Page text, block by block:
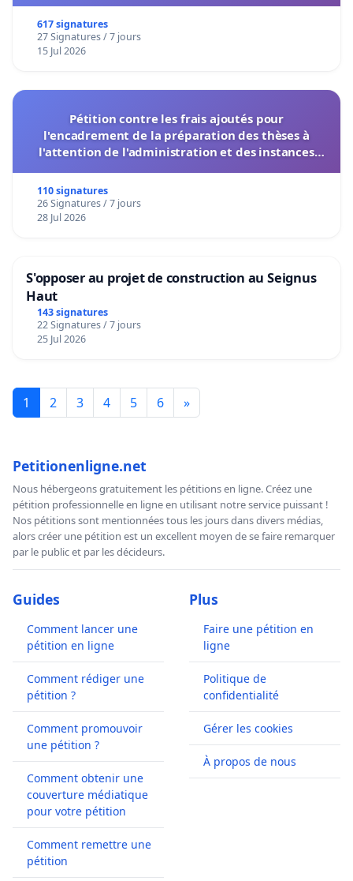
617 signatures
27 Signatures / 7 jours
15 Jul 2026
Pétition contre les frais ajoutés pour
l'encadrement de la préparation des thèses à
l'attention de l'administration et des instances
110 signatures
26 Signatures / 7 jours
28 Jul 2026
S'opposer au projet de construction au Seignus
Haut
143 signatures
22 Signatures / 7 jours
25 Jul 2026
1 2 3 4 5 6 »
Petitionenligne.net
Nous hébergeons gratuitement les pétitions en ligne. Créez une
pétition professionnelle en ligne en utilisant notre service puissant !
Nos pétitions sont mentionnées tous les jours dans divers médias,
alors créer une pétition est un excellent moyen de se faire remarquer
par le public et par les décideurs.
Guides
Comment lancer une
pétition en ligne
Comment rédiger une
pétition ?
Comment promouvoir
une pétition ?
Comment obtenir une
couverture médiatique
pour votre pétition
Comment remettre une
pétition
Plus
Faire une pétition en
ligne
Politique de
confidentialité
Gérer les cookies
À propos de nous